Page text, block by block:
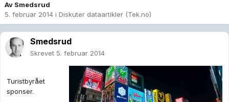
Av Smedsrud
5. februar 2014 i Diskuter dataartikler (Tek.no)
Smedsrud
Skrevet 5. februar 2014
Turistbyrået
sponser.